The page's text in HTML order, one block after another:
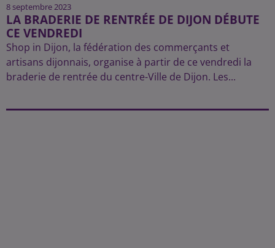
8 septembre 2023
LA BRADERIE DE RENTRÉE DE DIJON DÉBUTE
CE VENDREDI
Shop in Dijon, la fédération des commerçants et
artisans dijonnais, organise à partir de ce vendredi la
braderie de rentrée du centre-Ville de Dijon. Les...